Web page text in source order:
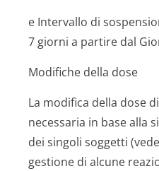
e Intervallo di
7 giorni a partire dal
Modifiche della dose
La modifica della dose
necessaria in base alla
dei singoli soggetti
gestione di alcune